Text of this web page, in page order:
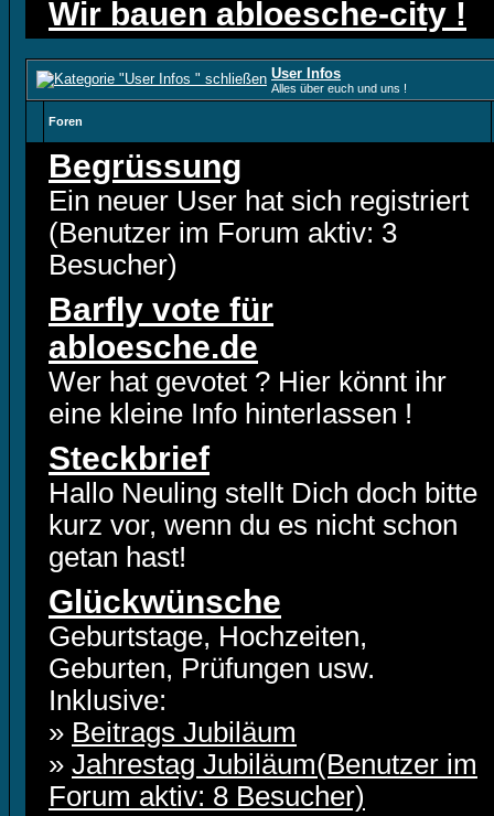
Wir bauen abloesche-city !
User Infos
Alles über euch und uns !
Foren
Begrüssung
Ein neuer User hat sich registriert
(Benutzer im Forum aktiv: 3
Besucher)
Barfly vote für
abloesche.de
Wer hat gevotet ? Hier könnt ihr
eine kleine Info hinterlassen !
Steckbrief
Hallo Neuling stellt Dich doch bitte
kurz vor, wenn du es nicht schon
getan hast!
Glückwünsche
Geburtstage, Hochzeiten,
Geburten, Prüfungen usw.
Inklusive:
» Beitrags Jubiläum
» Jahrestag Jubiläum(Benutzer im
Forum aktiv: 8 Besucher)